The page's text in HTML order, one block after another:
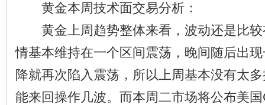
黄金本周技术面交易分析：
黄金上周趋势整体来看，波动还是比较
情基本维持在一个区间震荡，晚间随后出
降就再次陷入震荡，所以上周基本没有太
能来回操作几波。而本周二市场将公布美